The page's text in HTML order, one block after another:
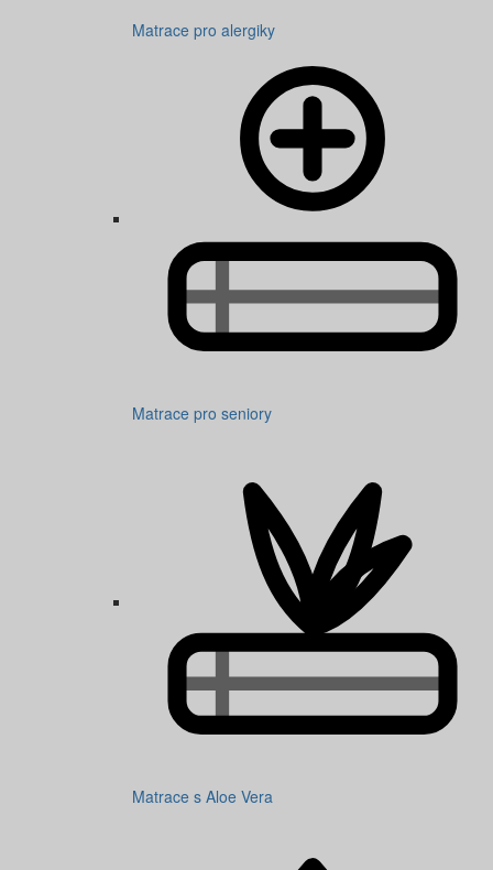
Matrace pro alergiky
Matrace pro seniory
Matrace s Aloe Vera